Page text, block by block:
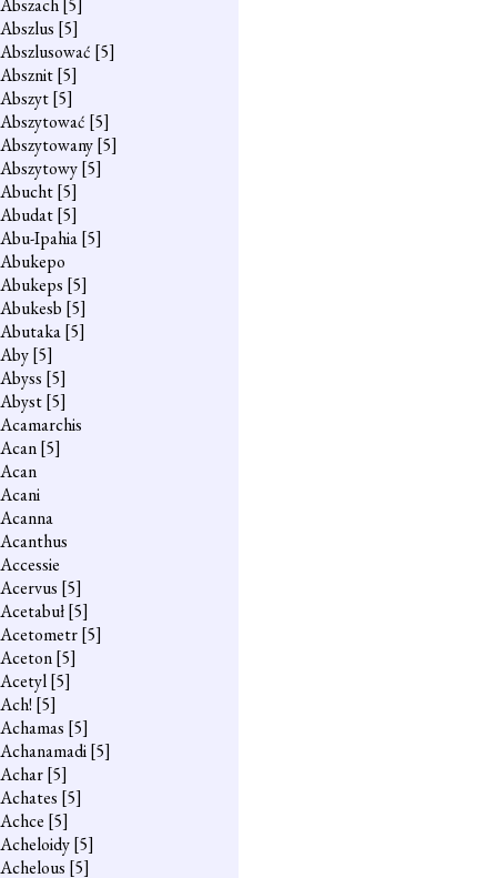
Abszach[5]
Abszlus [5]
Abszlusować [5]
Absznit[5]
Abszyt[5]
Abszytować [5]
Abszytowany[5]
Abszytowy[5]
Abucht[5]
Abudat[5]
Abu-Ipahia[5]
Abukepo
Abukeps [5]
Abukesb [5]
Abutaka[5]
Aby[5]
Abyss [5]
Abyst[5]
Acamarchis
Acan[5]
Acan
Acani
Acanna
Acanthus
Accessie
Acervus [5]
Acetabuł[5]
Acetometr[5]
Aceton[5]
Acetyl[5]
Ach! [5]
Achamas [5]
Achanamadi[5]
Achar[5]
Achates [5]
Achce [5]
Acheloidy[5]
Achelous [5]